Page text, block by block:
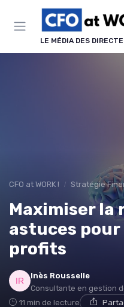
LE MÉDIA DES
CFO at WORK ! Stratégie
Maximiser
astuces pour
profits
Inès Rousselle
Consultante en gestion
11 min de lecture
Panneau de gestion des